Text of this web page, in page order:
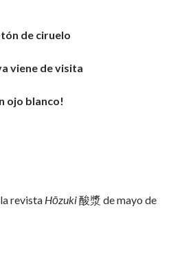
de ciruelo
viene de visita
ojo blanco!
revista Hōzuki酸漿 de mayo de